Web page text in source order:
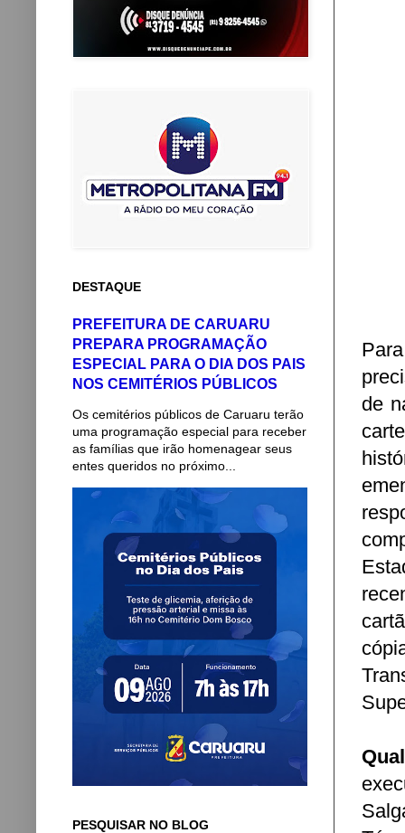
de
DESTAQUE
PREFEITURA DE CARUARU
PREPARA PROGRAMAÇÃO
ESPECIAL PARA O DIA DOS PAIS
NOS CEMITÉRIOS PÚBLICOS
Os cemitérios públicos de Caruaru terão
uma programação especial para receber
as famílias que irão homenagear seus
entes queridos no próximo...
PESQUISAR NO BLOG